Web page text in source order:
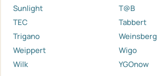
Sunlight
T@B
TEC
Tabbert
Trigano
Weinsberg
Weippert
Wigo
Wilk
YGOnow